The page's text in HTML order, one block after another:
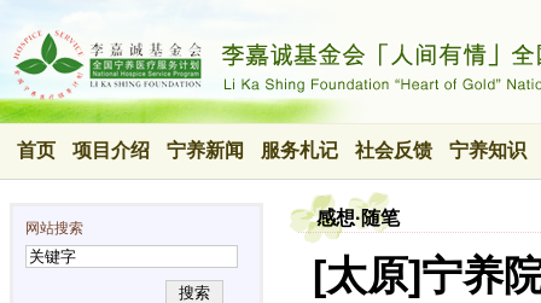
首页 项目介绍 宁养新闻 服务札记 社会反馈 宁养知识
网站搜索
搜索
感想·随笔
[太原]宁养